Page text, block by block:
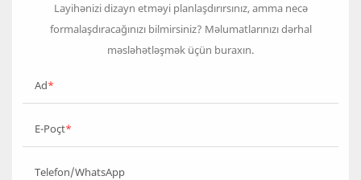
Layihənizi dizayn etməyi planlaşdırırsınız, amma necə
formalaşdıracağınızı bilmirsiniz? Məlumatlarınızı dərhal
məsləhətləşmək üçün buraxın.
Ad
E-Poçt
Telefon/WhatsApp